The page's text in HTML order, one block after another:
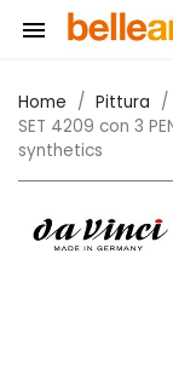

Home Pittura
SET 4209 con 3
synthetics